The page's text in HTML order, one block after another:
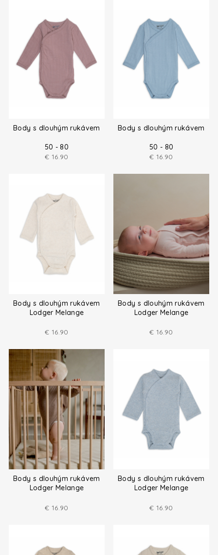
Body s dlouhým rukávem
50 - 80
€ 16.90
Body s dlouhým rukávem
50 - 80
€ 16.90
Body s dlouhým rukávem
Lodger Melange
€ 16.90
Body s dlouhým rukávem
Lodger Melange
€ 16.90
Body s dlouhým rukávem
Lodger Melange
€ 16.90
Body s dlouhým rukávem
Lodger Melange
€ 16.90